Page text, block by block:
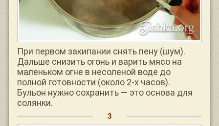
При первом закипании снять пену (шум).
Дальше снизить огонь и варить мясо на
маленьком огне в несоленой воде до
полной готовности (около 2-х часов).
Бульон нужно сохранить — это основа для
солянки.